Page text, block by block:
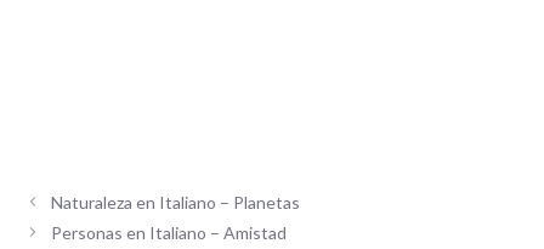
Naturaleza en Italiano – Planetas
Personas en Italiano – Amistad